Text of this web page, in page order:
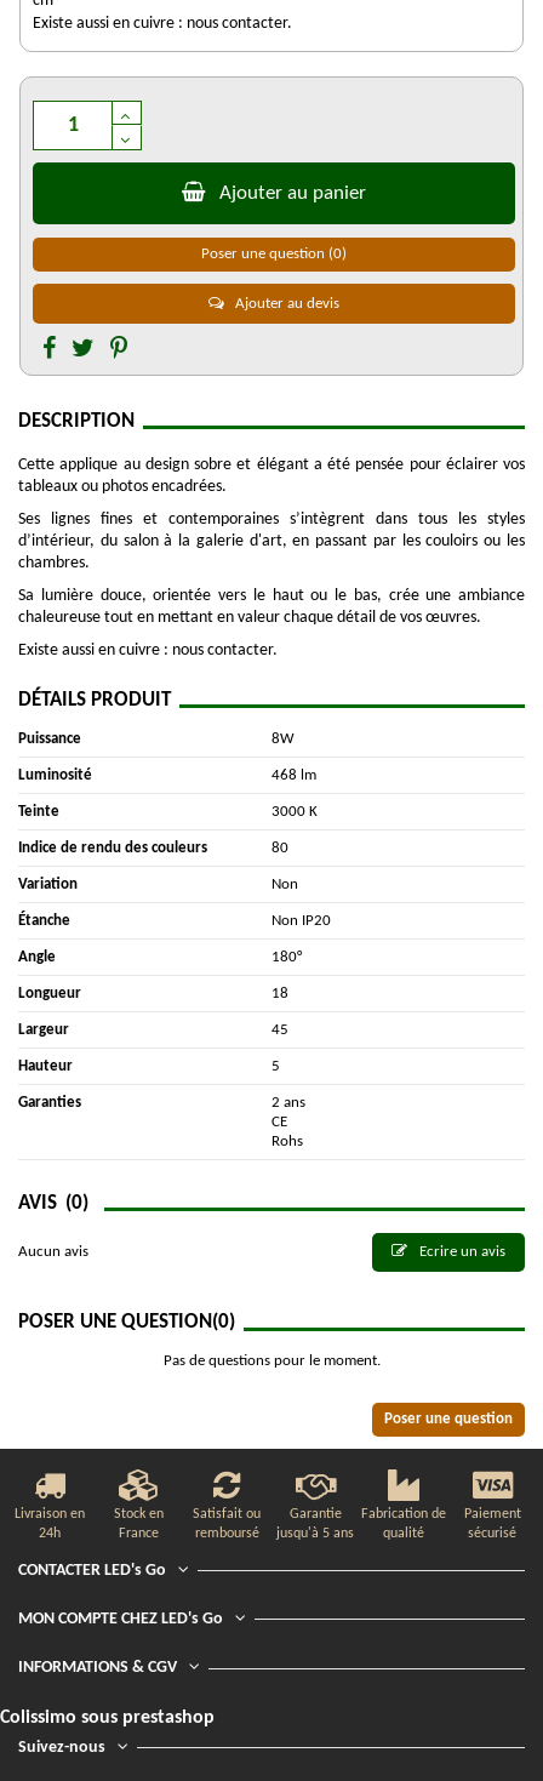
Existe aussi en cuivre : nous contacter.
Ajouter au panier
Poser une question (0)
Ajouter au devis
DESCRIPTION
Cette applique au design sobre et élégant a été pensée pour éclairer vos
tableaux ou photos encadrées.
Ses lignes fines et contemporaines s’intègrent dans tous les styles
d’intérieur, du salon à la galerie d'art, en passant par les couloirs ou les
chambres.
Sa lumière douce, orientée vers le haut ou le bas, crée une ambiance
chaleureuse tout en mettant en valeur chaque détail de vos œuvres.
Existe aussi en cuivre : nous contacter.
DÉTAILS PRODUIT
Puissance 8W
Luminosité 468 lm
Teinte 3000 K
Indice de rendu des couleurs 80
Variation Non
Étanche Non IP20
Angle 180°
Longueur 18
Largeur 45
Hauteur 5
Garanties
2 ans
CE
Rohs
AVIS (0)
Aucun avis Ecrire un avis
POSER UNE QUESTION(0)
Pas de questions pour le moment.
Poser une question
Livraison en
24h
Stock en
France
Satisfait ou
remboursé
Garantie
jusqu'à 5 ans
Fabrication de
qualité
Paiement
sécurisé
CONTACTER LED's Go
MON COMPTE CHEZ LED's Go
INFORMATIONS & CGV
Colissimo sous prestashop
Suivez-nous